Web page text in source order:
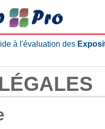
à l'évaluation des